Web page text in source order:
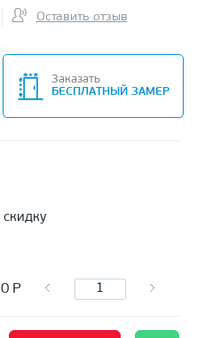
Оставить отзыв
Заказать
БЕСПЛАТНЫЙ ЗАМЕР
Р